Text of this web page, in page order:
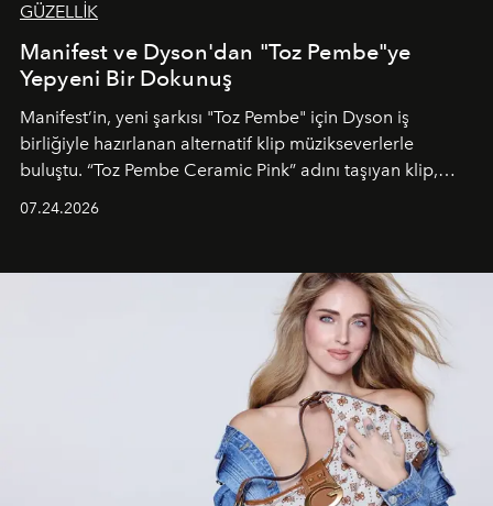
GÜZELLİK
Manifest ve Dyson'dan "Toz Pembe"ye
Yepyeni Bir Dokunuş
Manifest’in, yeni şarkısı "Toz Pembe" için Dyson iş
birliğiyle hazırlanan alternatif klip müzikseverlerle
buluştu. “Toz Pembe Ceramic Pink” adını taşıyan klip,
unsurlarından biri olarak öne çıkıyor.
07.24.2026